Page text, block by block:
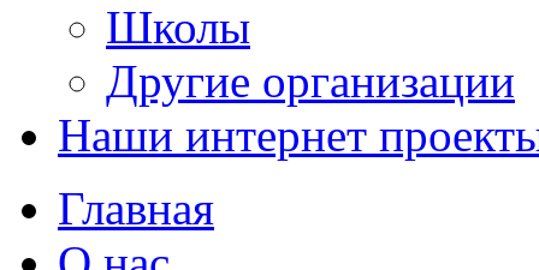
Школы
Другие организации
Наши интернет
Главная